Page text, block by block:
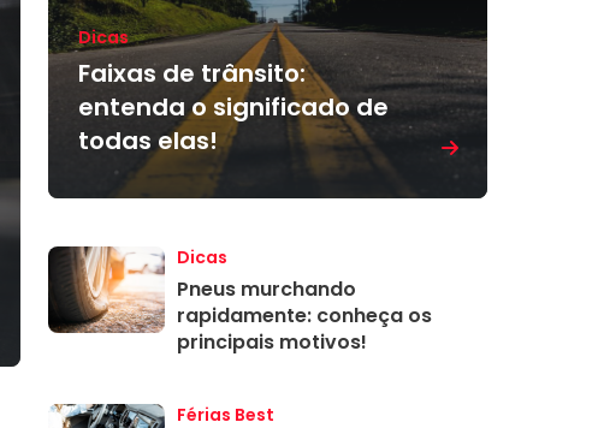
Dicas
Faixas de trânsito:
entenda o significado de
todas elas!
Dicas
Pneus murchando
rapidamente: conheça os
principais motivos!
Férias Best